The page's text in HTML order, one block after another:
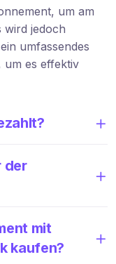
um am
wird jedoch
umfassendes
um es effektiv
der
mit
kaufen?